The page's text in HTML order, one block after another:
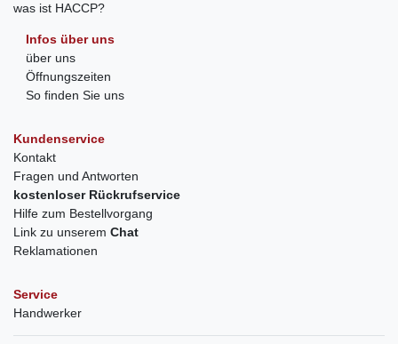
was ist HACCP?
Infos über uns
über uns
Öffnungszeiten
So finden Sie uns
Kundenservice
Kontakt
Fragen und Antworten
kostenloser Rückrufservice
Hilfe zum Bestellvorgang
Link zu unserem Chat
Reklamationen
Service
Handwerker